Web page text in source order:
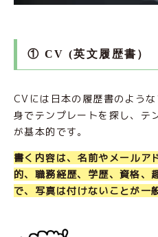
① CV (英文履歴書）
CVには日本の履歴書のよう
身でテンプレートを探し、テ
が基本的です。
書く内容は、名前やメールア
的、職務経歴、学歴、資格、
で、写真は付けないことが一